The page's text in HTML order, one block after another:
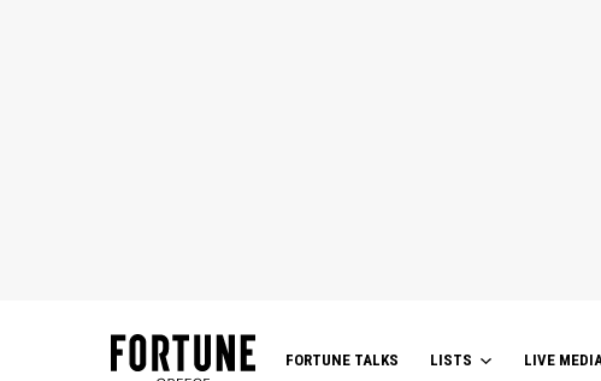
FORTUNE TALKS LISTS LIVE